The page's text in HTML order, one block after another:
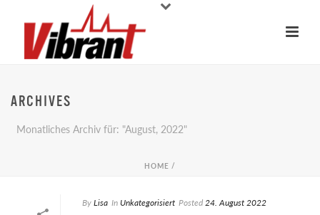
ARCHIVES
Monatliches Archiv für: "August, 2022"
HOME /
ByLisa In Unkategorisiert Posted24. August 2022